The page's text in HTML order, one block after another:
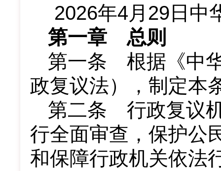
2026年4月29日中
第一章 总则
第一条 根据《中
政复议法），制定本
第二条 行政复议
行全面审查，保护公
和保障行政机关依法